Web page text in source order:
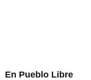
En Pueblo Libre